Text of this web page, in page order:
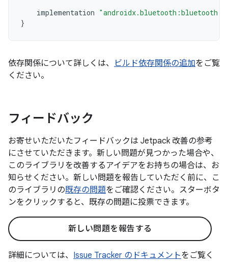
implementation
}
依存関係について詳しくは、 ビルド依存関係の追加をご覧
ください。
フィードバック
お寄せいただいたフィードバックは Jetpack 改善の参考
にさせていただきます。新しい問題が見つかった場合や、
このライブラリを改善するアイデアをお持ちの場合は、お
知らせください。新しい問題を報告していただく前に、こ
のライブラリの既存の問題をご確認ください。スターボタ
ンをクリックすると、既存の問題に投票できます。
新しい問題を報告する
詳細については、 Issue Tracker のドキュメントをご覧く